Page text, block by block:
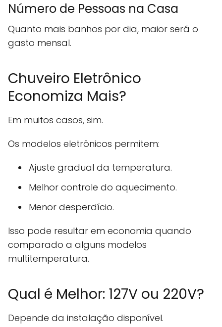
Número de Pessoas na Casa
Quanto mais banhos por dia, maior será o
gasto mensal.
Chuveiro Eletrônico
Economiza Mais?
Em muitos casos, sim.
Os modelos eletrônicos permitem:
Ajuste gradual da temperatura.
Melhor controle do aquecimento.
Menor desperdício.
Isso pode resultar em economia quando
comparado a alguns modelos
multitemperatura.
Qual é Melhor: 127V ou 220V?
Depende da instalação disponível.